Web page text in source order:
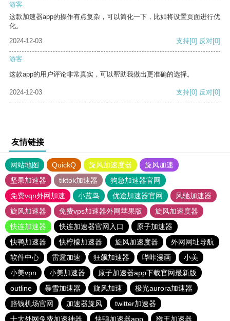
游客
这款加速器app的操作有点复杂，可以简化一下，比如将设置页面进行优
化。
2024-12-03
支持[0] 反对[0]
游客
这款app的用户评论非常真实，可以帮助我做出更准确的选择。
2024-12-03 支持[0] 反对[0]
友情链接
网站地图 QuickQ 旋风加速度器
旋风加速
坚果加速器
tiktok加速器
狗急加速器官网
免费vqn外网加速
小蓝鸟 优途加速器官网
风驰加速器
旋风加速器
免费vps加速器外网苹果版
旋风加速度器
快连加速器
快连加速器官网入口
原子加速器
快鸭加速器
快柠檬加速器 旋风加速度器
外网网址导航
软件中心
雷霆加速 狂飙加速器 哔咔漫画
小美
小美vpn
小美加速器
原子加速器app下载官网最新版
outline
暴雪加速器 旋风加速
极光aurora加速器
赔钱机场官网
加速器旋风
twitter加速器
十大外网免费加速神器
快鸭加速器app 猴王加速器